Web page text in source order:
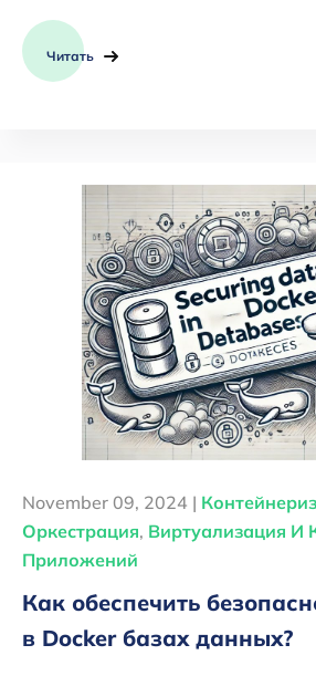
Читать
November 09, 2024 |
Оркестрация, Виртуализация И
Приложений
Как обеспечить
в Docker базах данных?